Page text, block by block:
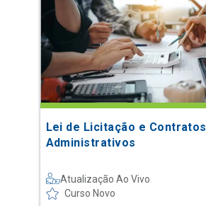
Lei de Licitação e Contratos
Administrativos
Atualização Ao Vivo
Curso Novo